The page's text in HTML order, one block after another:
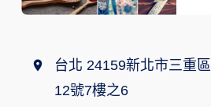
台北 24159新北市三重
12號7樓之6